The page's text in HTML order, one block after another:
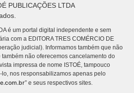
PUBLICAÇÕES LTDA
é um portal digital independente e sem
com a EDITORA TRES COMÉRCIO DE
judicial). Informamos também que não
não oferecemos cancelamento do
impressa de nome ISTOÉ, tampouco
nos responsabilizamos apenas pelo
” e seus respectivos sites.